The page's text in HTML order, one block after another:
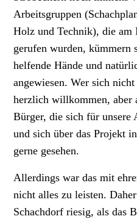
Arbeitsgruppen
Holz und Technik), die am
gerufen wurden, kümmern
helfende Hände und
angewiesen. Wer sich
herzlich willkommen, aber
Bürger, die sich für unsere
und sich über das Projekt
gerne gesehen.
Allerdings war das mit
nicht alles zu leisten.
Schachdorf riesig, als das